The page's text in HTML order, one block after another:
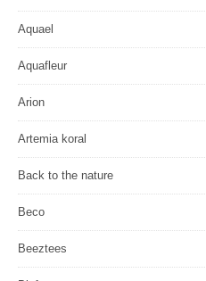
Aquael
Aquafleur
Arion
Artemia koral
Back to the nature
Beco
Beeztees